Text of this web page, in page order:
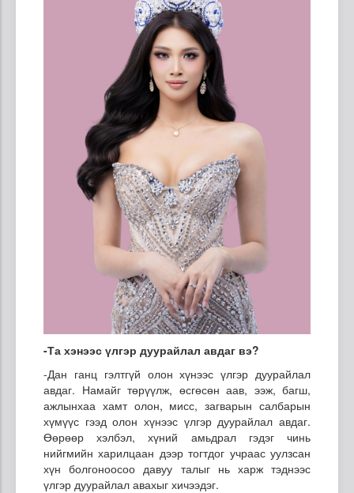
-Та хэнээс үлгэр дуурайлал авдаг вэ?
-Дан ганц гэлтгүй олон хүнээс үлгэр дуурайлал
авдаг. Намайг төрүүлж, өсгөсөн аав, ээж, багш,
ажлынхаа хамт олон, мисс, загварын салбарын
хүмүүс гээд олон хүнээс үлгэр дуурайлал авдаг.
Өөрөөр хэлбэл, хүний амьдрал гэдэг чинь
нийгмийн харилцаан дээр тогтдог учраас уулзсан
хүн болгоноосоо давуу талыг нь харж тэднээс
үлгэр дуурайлал авахыг хичээдэг.